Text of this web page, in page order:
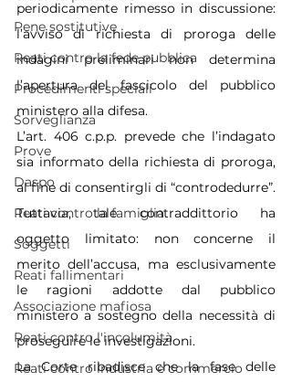
Pene sostitutive
Reati contro la fede pubblica
Procedimenti speciali
Sorveglianza
Prove
Daspo
Reati contro la famiglia
Soggetti
Reati fallimentari
Associazione mafiosa
Reati contro l'incolumità
Reati contro industria e commercio
periodicamente rimesso in discussione:
l’avviso di richiesta di proroga delle
indagini preliminari non determina
l’apertura del fascicolo del pubblico
ministero alla difesa.
L’art. 406 c.p.p. prevede che l’indagato
sia informato della richiesta di proroga,
al fine di consentirgli di “controdedurre”.
Tuttavia, tale contraddittorio ha
oggetto limitato: non concerne il
merito dell’accusa, ma esclusivamente
le ragioni addotte dal pubblico
ministero a sostegno della necessità di
proseguire le investigazioni.
La Corte ribadisce che la fase delle